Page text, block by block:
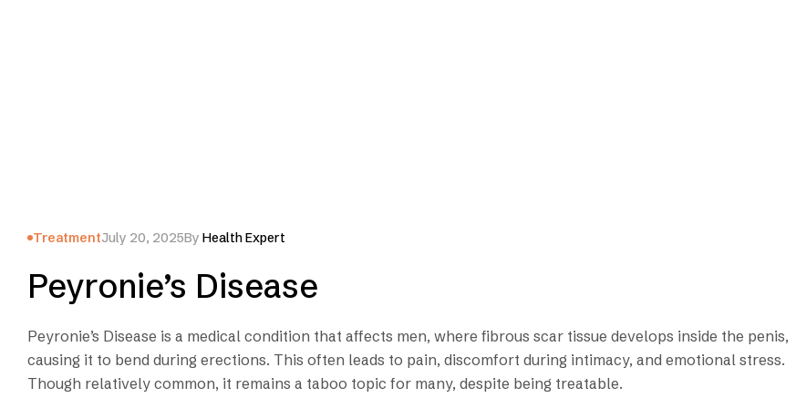
TreatmentJuly 20, 2025By Health Expert
Peyronie’s Disease
Peyronie’s Disease is a medical condition that affects men, where fibrous scar tissue develops inside the penis,
causing it to bend during erections. This often leads to pain, discomfort during intimacy, and emotional stress.
Though relatively common, it remains a taboo topic for many, despite being treatable.